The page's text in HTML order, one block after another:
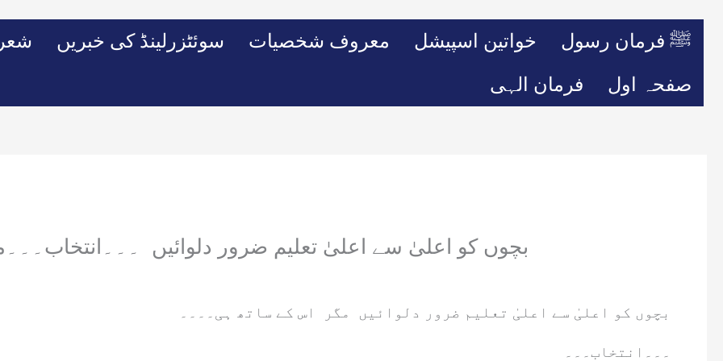
سوئٹزرلینڈ کی خبریں معروف شخصیات خواتین اسپیشل ﷺ فرمان رسول
فرمان الہی صفحہ اول
بچوں کو اعلیٰ سے اعلیٰ تعلیم ضرور دلوائیں
بچوں کو اعلیٰ سے اعلیٰ تعلیم ضرور دلوائیں مگر اس کے ساتھ ہی۔۔۔۔
۔۔۔انتخاب۔۔۔